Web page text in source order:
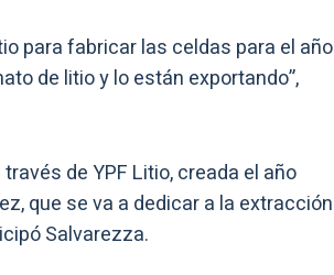
para fabricar las celdas para el año
de litio y lo están exportando”,
través de YPF Litio, creada el año
que se va a dedicar a la extracción
Salvarezza.